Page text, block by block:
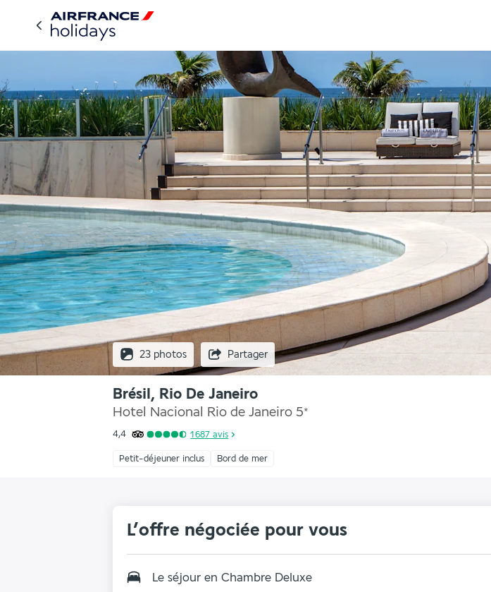
23 photos Partager
Brésil, Rio De Janeiro
Hotel Nacional Rio de Janeiro 5*
4,4 1 687 avis
Petit-déjeuner inclus Bord de mer
L’offre négociée pour vous
Le séjour en Chambre Deluxe